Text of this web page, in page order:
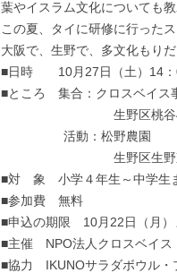
葉やイスラム文化についても教
この夏、タイに研修に行った
大阪で、生野で、多文化もり
■日時　　10月27日（土）14
■ところ　集合：クロスベイス
生野区桃谷4-5-15
活動：松野農園
生野区生野東
■対　象　小学４年生～中学生
■参加費　無料
■申込の期限　10月22日（月）
■主催　NPO法人クロスベイス
■協力　IKUNOサラダボウル・